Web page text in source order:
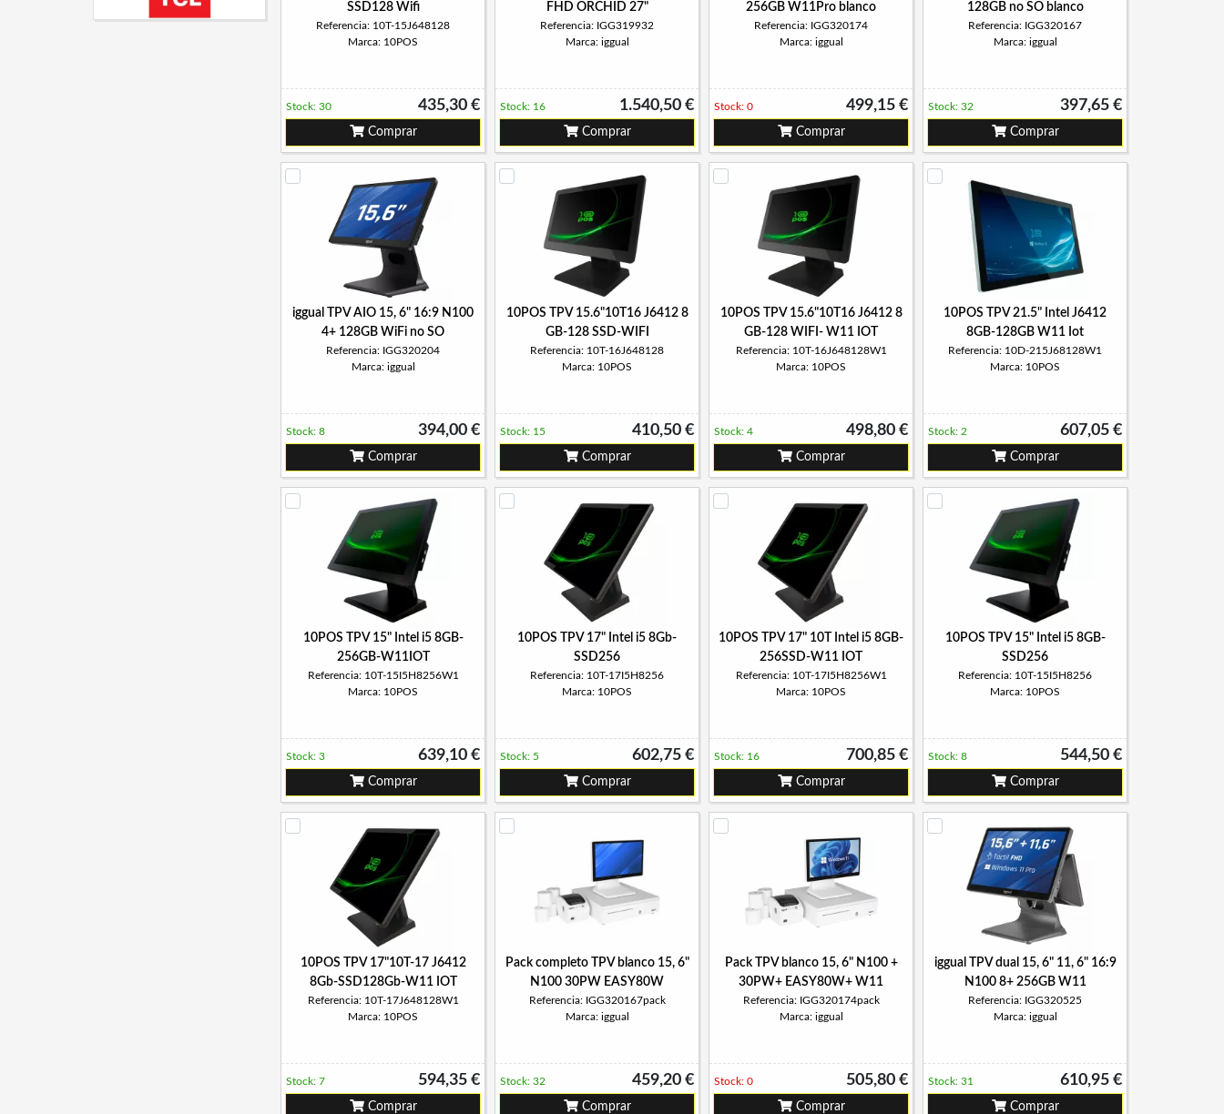
SSD128 Wifi
Referencia: 10T-15J648128
Marca: 10POS
435,30 €
Stock: 30
Comprar
FHD ORCHID 27"
Referencia: IGG319932
Marca: iggual
1.540,50 €
Stock: 16
Comprar
256GB W11Pro blanco
Referencia: IGG320174
Marca: iggual
499,15 €
Stock: 0
Comprar
128GB no SO blanco
Referencia: IGG320167
Marca: iggual
397,65 €
Stock: 32
Comprar
iggual TPV AIO 15, 6" 16:9 N100
4+ 128GB WiFi no SO
Referencia: IGG320204
Marca: iggual
394,00 €
Stock: 8
Comprar
10POS TPV 15.6"10T16 J6412 8
GB-128 SSD-WIFI
Referencia: 10T-16J648128
Marca: 10POS
410,50 €
Stock: 15
Comprar
10POS TPV 15.6"10T16 J6412 8
GB-128 WIFI- W11 IOT
Referencia: 10T-16J648128W1
Marca: 10POS
498,80 €
Stock: 4
Comprar
10POS TPV 21.5" Intel J6412
8GB-128GB W11 Iot
Referencia: 10D-215J68128W1
Marca: 10POS
607,05 €
Stock: 2
Comprar
10POS TPV 15" Intel i5 8GB-
256GB-W11IOT
Referencia: 10T-15I5H8256W1
Marca: 10POS
639,10 €
Stock: 3
Comprar
10POS TPV 17" Intel i5 8Gb-
SSD256
Referencia: 10T-17I5H8256
Marca: 10POS
602,75 €
Stock: 5
Comprar
10POS TPV 17" 10T Intel i5 8GB-
256SSD-W11 IOT
Referencia: 10T-17I5H8256W1
Marca: 10POS
700,85 €
Stock: 16
Comprar
10POS TPV 15" Intel i5 8GB-
SSD256
Referencia: 10T-15I5H8256
Marca: 10POS
544,50 €
Stock: 8
Comprar
10POS TPV 17"10T-17 J6412
8Gb-SSD128Gb-W11 IOT
Referencia: 10T-17J648128W1
Marca: 10POS
594,35 €
Stock: 7
Comprar
Pack completo TPV blanco 15, 6"
N100 30PW EASY80W
Referencia: IGG320167pack
Marca: iggual
459,20 €
Stock: 32
Comprar
Pack TPV blanco 15, 6" N100 +
30PW+ EASY80W+ W11
Referencia: IGG320174pack
Marca: iggual
505,80 €
Stock: 0
Comprar
iggual TPV dual 15, 6" 11, 6" 16:9
N100 8+ 256GB W11
Referencia: IGG320525
Marca: iggual
610,95 €
Stock: 31
Comprar